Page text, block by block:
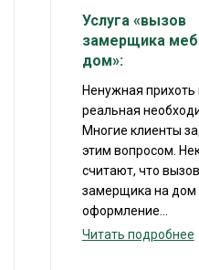
Услуга «вызов
замерщика
дом»:
Ненужная прихоть
реальная
Многие клиенты
этим вопросом.
считают, что вызов
замерщика на дом
оформление...
Читать подробнее